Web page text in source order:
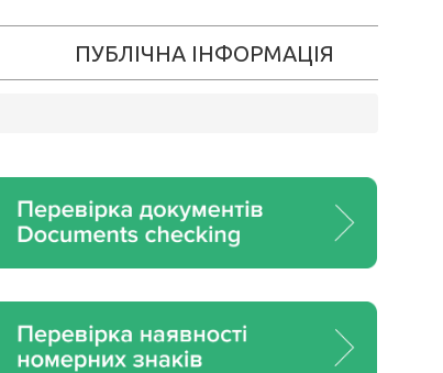
ПУБЛІЧНА ІНФОРМАЦІЯ